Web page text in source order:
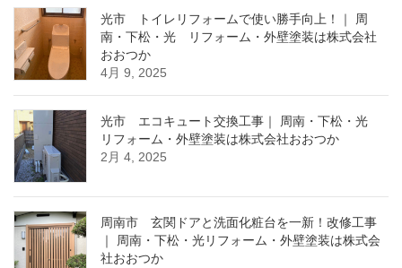
光市 トイレリフォームで使い勝手向上！｜ 周
南・下松・光 リフォーム・外壁塗装は株式会社
おおつか
4月 9, 2025
光市 エコキュート交換工事｜ 周南・下松・光
リフォーム・外壁塗装は株式会社おおつか
2月 4, 2025
周南市 玄関ドアと洗面化粧台を一新！改修工事
｜ 周南・下松・光リフォーム・外壁塗装は株式会
社おおつか